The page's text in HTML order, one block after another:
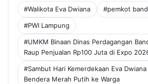
#Walikota Eva Dwiana #pemkot
#PWI Lampung
#UMKM Binaan Dinas Perdagangan
Raup Penjualan Rp100 Juta di Expo
#Sambut Hari Kemerdekaan Eva Dwiana
Bendera Merah Putih ke Warga